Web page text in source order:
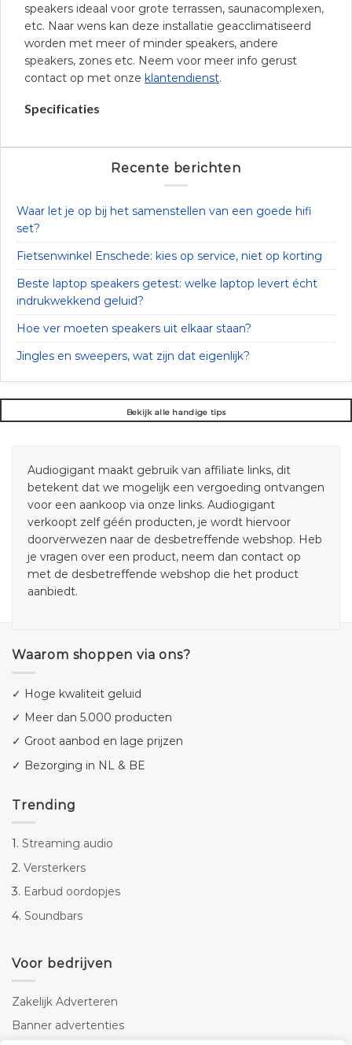
speakers ideaal voor grote terrassen, saunacomplexen,
etc. Naar wens kan deze installatie geacclimatiseerd
worden met meer of minder speakers, andere
speakers, zones etc. Neem voor meer info gerust
contact op met onze klantendienst.
Specificaties
Recente berichten
Waar let je op bij het samenstellen van een goede hifi
set?
Fietsenwinkel Enschede: kies op service, niet op korting
Beste laptop speakers getest: welke laptop levert écht
indrukwekkend geluid?
Hoe ver moeten speakers uit elkaar staan?
Jingles en sweepers, wat zijn dat eigenlijk?
Bekijk alle handige tips
Audiogigant maakt gebruik van affiliate links, dit
betekent dat we mogelijk een vergoeding ontvangen
voor een aankoop via onze links. Audiogigant
verkoopt zelf géén producten, je wordt hiervoor
doorverwezen naar de desbetreffende webshop. Heb
je vragen over een product, neem dan contact op
met de desbetreffende webshop die het product
aanbiedt.
Waarom shoppen via ons?
✓ Hoge kwaliteit geluid
✓ Meer dan 5.000 producten
✓ Groot aanbod en lage prijzen
✓ Bezorging in NL & BE
Trending
1. Streaming audio
2. Versterkers
3. Earbud oordopjes
4. Soundbars
Voor bedrijven
Zakelijk Adverteren
Banner advertenties